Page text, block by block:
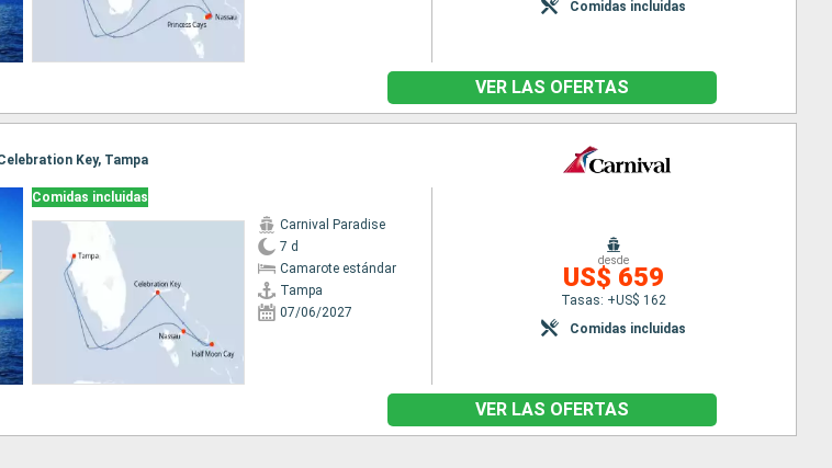
Comidas incluidas
VER LAS OFERTAS
Key, Tampa
Comidas incluidas
Carnival Paradise
7 d
Camarote estándar
Tampa
07/06/2027
desde
US$ 659
Tasas: +US$ 162
Comidas incluidas
VER LAS OFERTAS